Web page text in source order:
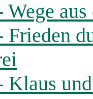
Frieden
Klaus